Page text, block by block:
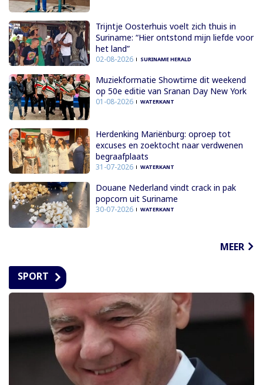
Trijntje Oosterhuis voelt zich thuis in
Suriname: “Hier ontstond mijn liefde voor
het land”
02-08-2026 SURINAME HERALD
Muziekformatie Showtime dit weekend
op 50e editie van Sranan Day New York
01-08-2026 WATERKANT
Herdenking Mariënburg: oproep tot
excuses en zoektocht naar verdwenen
begraafplaats
31-07-2026 WATERKANT
Douane Nederland vindt crack in pak
popcorn uit Suriname
30-07-2026 WATERKANT
MEER
SPORT